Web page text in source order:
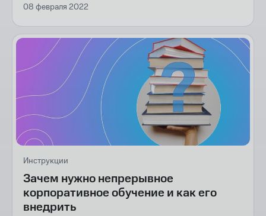
08 февраля 2022
Инструкции
Зачем нужно непрерывное
корпоративное обучение и как его
внедрить